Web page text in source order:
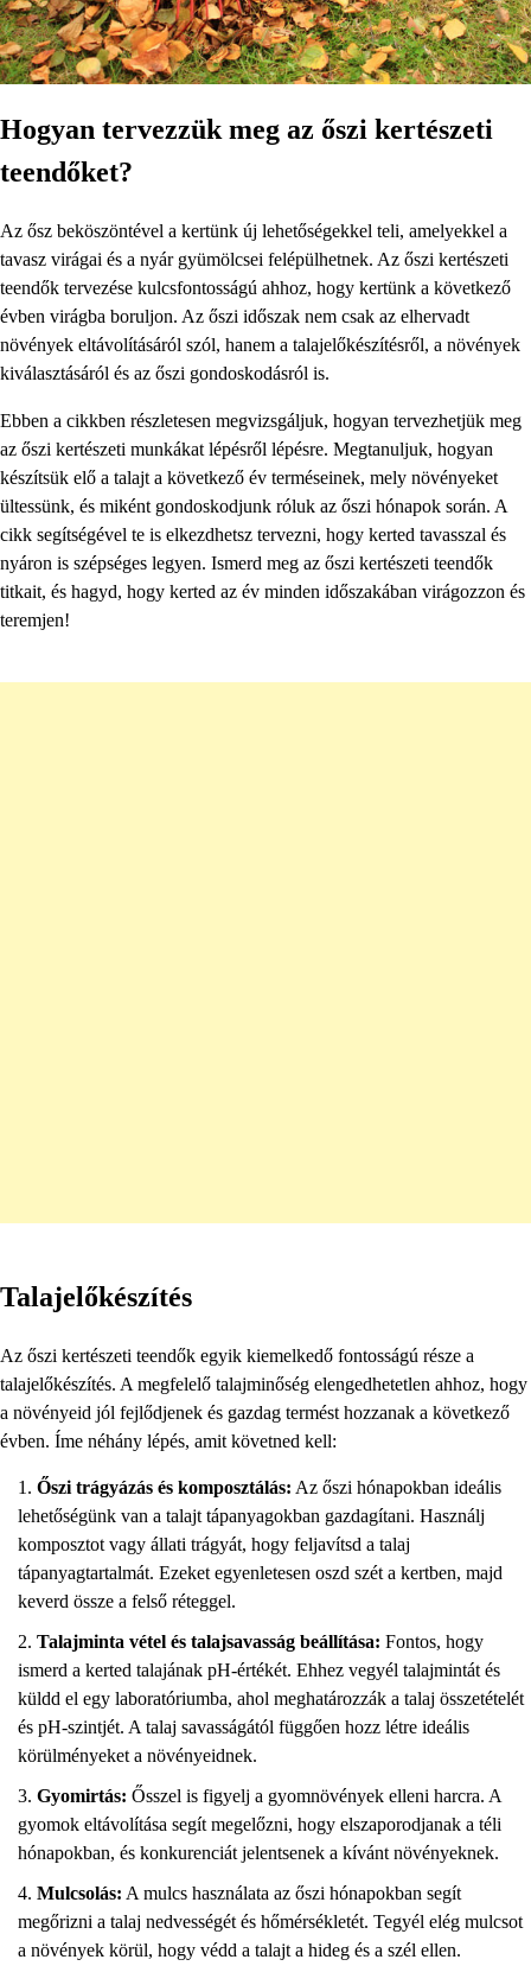
Hogyan tervezzük meg az őszi kertészeti
teendőket?
Az ősz beköszöntével a kertünk új lehetőségekkel teli, amelyekkel a
tavasz virágai és a nyár gyümölcsei felépülhetnek. Az őszi kertészeti
teendők tervezése kulcsfontosságú ahhoz, hogy kertünk a következő
évben virágba boruljon. Az őszi időszak nem csak az elhervadt
növények eltávolításáról szól, hanem a talajelőkészítésről, a növények
kiválasztásáról és az őszi gondoskodásról is.
Ebben a cikkben részletesen megvizsgáljuk, hogyan tervezhetjük meg
az őszi kertészeti munkákat lépésről lépésre. Megtanuljuk, hogyan
készítsük elő a talajt a következő év terméseinek, mely növényeket
ültessünk, és miként gondoskodjunk róluk az őszi hónapok során. A
cikk segítségével te is elkezdhetsz tervezni, hogy kerted tavasszal és
nyáron is szépséges legyen. Ismerd meg az őszi kertészeti teendők
titkait, és hagyd, hogy kerted az év minden időszakában virágozzon és
teremjen!
Talajelőkészítés
Az őszi kertészeti teendők egyik kiemelkedő fontosságú része a
talajelőkészítés. A megfelelő talajminőség elengedhetetlen ahhoz, hogy
a növényeid jól fejlődjenek és gazdag termést hozzanak a következő
évben. Íme néhány lépés, amit követned kell:
Őszi trágyázás és komposztálás: Az őszi hónapokban ideális
lehetőségünk van a talajt tápanyagokban gazdagítani. Használj
komposztot vagy állati trágyát, hogy feljavítsd a talaj
tápanyagtartalmát. Ezeket egyenletesen oszd szét a kertben, majd
keverd össze a felső réteggel.
Talajminta vétel és talajsavasság beállítása: Fontos, hogy
ismerd a kerted talajának pH-értékét. Ehhez vegyél talajmintát és
küldd el egy laboratóriumba, ahol meghatározzák a talaj összetételét
és pH-szintjét. A talaj savasságától függően hozz létre ideális
körülményeket a növényeidnek.
Gyomirtás: Ősszel is figyelj a gyomnövények elleni harcra. A
gyomok eltávolítása segít megelőzni, hogy elszaporodjanak a téli
hónapokban, és konkurenciát jelentsenek a kívánt növényeknek.
Mulcsolás: A mulcs használata az őszi hónapokban segít
megőrizni a talaj nedvességét és hőmérsékletét. Tegyél elég mulcsot
a növények körül, hogy védd a talajt a hideg és a szél ellen.